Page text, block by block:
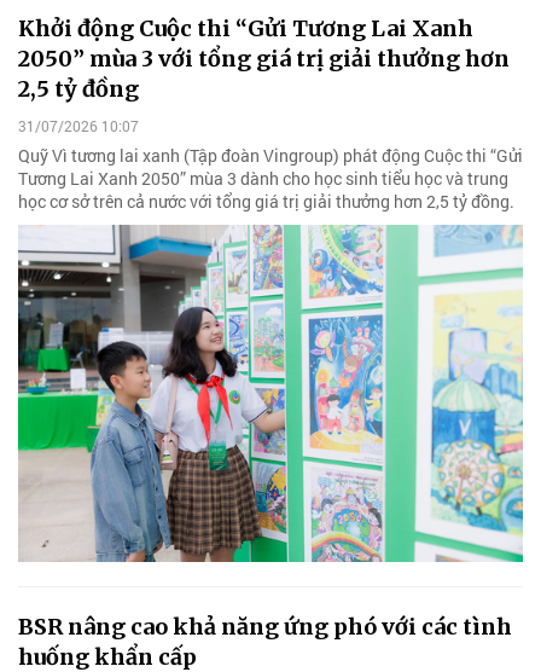
Khởi động Cuộc thi “Gửi Tương Lai Xanh
2050” mùa 3 với tổng giá trị giải thưởng hơn
2,5 tỷ đồng
31/07/2026 10:07
Quỹ Vì tương lai xanh (Tập đoàn Vingroup) phát động Cuộc thi “Gửi
Tương Lai Xanh 2050” mùa 3 dành cho học sinh tiểu học và trung
học cơ sở trên cả nước với tổng giá trị giải thưởng hơn 2,5 tỷ đồng.
BSR nâng cao khả năng ứng phó với các tình
huống khẩn cấp